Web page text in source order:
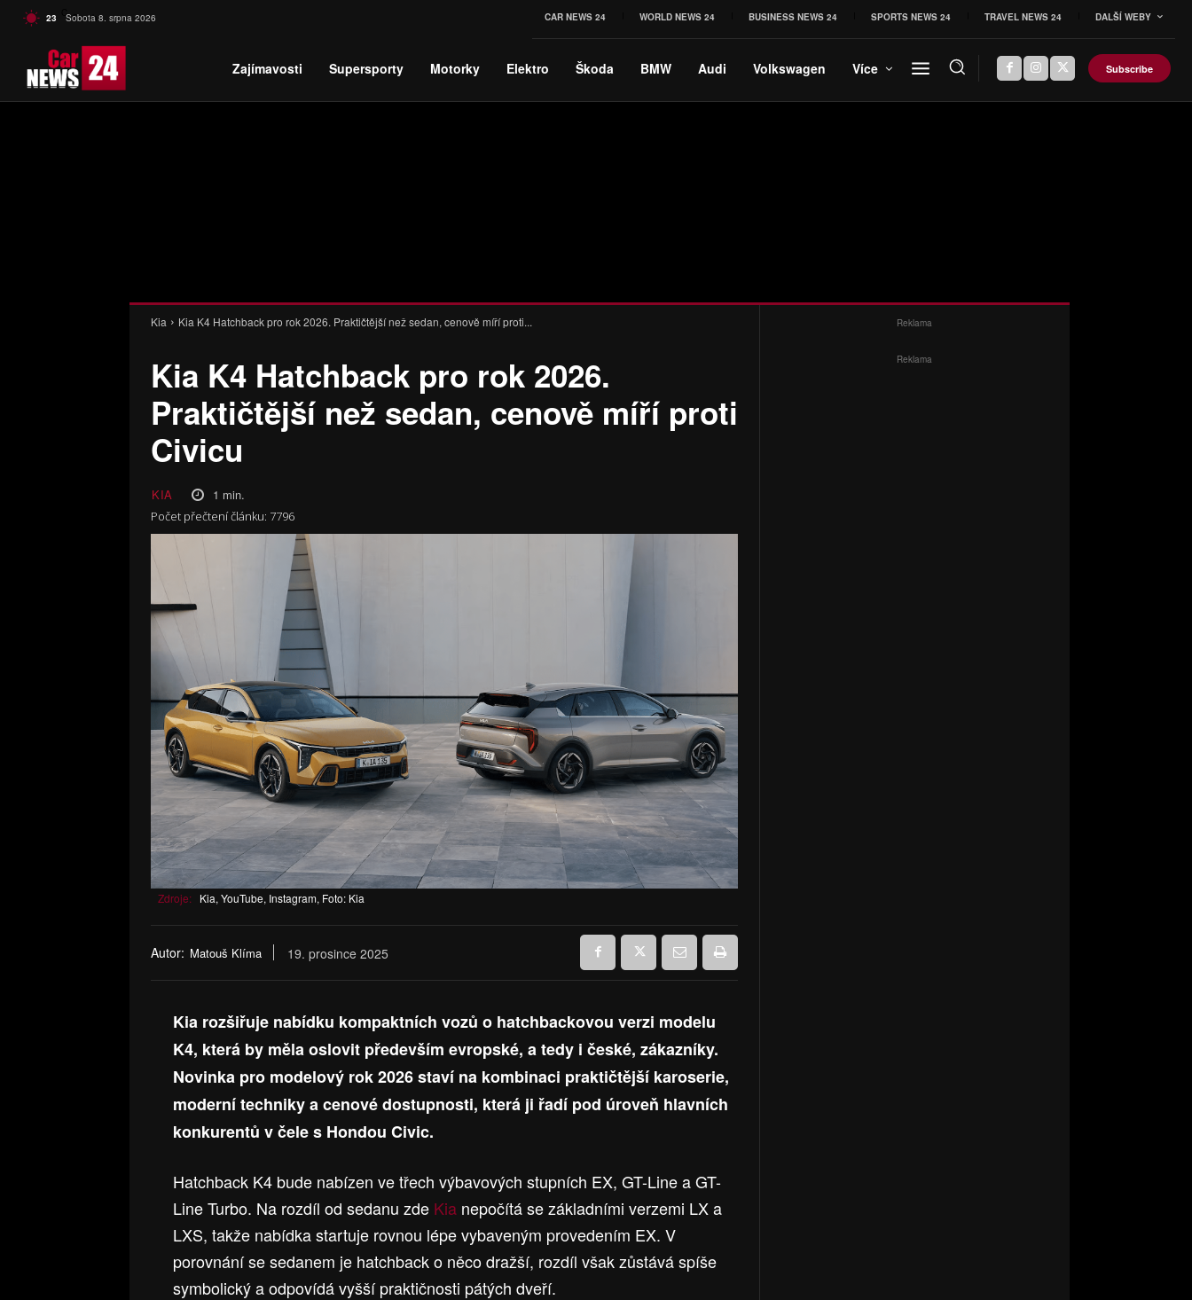
23 C Czech
Sobota 8. srpna 2026 CAR NEWS 24 WORLD NEWS 24 BUSINESS NEWS 24 SPORTS NEWS 24 TRAVEL NEWS 24 DALŠÍ WEBY
Zajímavosti Supersporty Motorky Elektro Škoda BMW Audi Volkswagen Více Subscribe
Kia Kia K4 Hatchback pro rok 2026. Praktičtější než sedan, cenově míří proti...
Kia K4 Hatchback pro rok 2026.
Praktičtější než sedan, cenově míří proti
Civicu
KIA 1 min.
Počet přečtení článku: 7796
Zdroje: Kia, YouTube, Instagram, Foto: Kia
Autor: Matouš Klíma 19. prosince 2025
Kia rozšiřuje nabídku kompaktních vozů o hatchbackovou verzi modelu
K4, která by měla oslovit především evropské, a tedy i české, zákazníky.
Novinka pro modelový rok 2026 staví na kombinaci praktičtější karoserie,
moderní techniky a cenové dostupnosti, která ji řadí pod úroveň hlavních
konkurentů v čele s Hondou Civic.
Hatchback K4 bude nabízen ve třech výbavových stupních EX, GT-Line a GT-
Line Turbo. Na rozdíl od sedanu zde Kia nepočítá se základními verzemi LX a
LXS, takže nabídka startuje rovnou lépe vybaveným provedením EX. V
porovnání se sedanem je hatchback o něco dražší, rozdíl však zůstává spíše
symbolický a odpovídá vyšší praktičnosti pátých dveří.
Reklama
Reklama